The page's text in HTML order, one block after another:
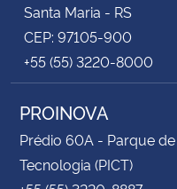
Santa Maria - RS
CEP: 97105-900
+55 (55) 3220-8000
PROINOVA
Prédio 60A - Parque
Tecnologia (PICT)